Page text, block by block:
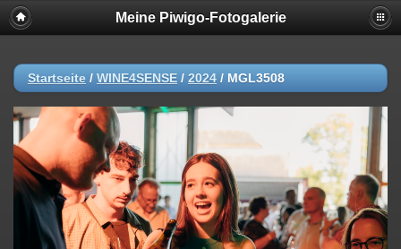
Meine Piwigo-Fotogalerie
Startseite / WINE4SENSE / 2024 / MGL3508